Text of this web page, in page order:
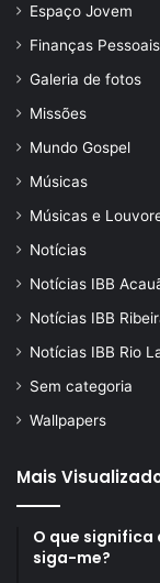
Espaço Jovem
Finanças Pessoais
Galeria de fotos
Missões
Mundo Gospel
Músicas
Músicas e
Notícias
Notícias IBB
Notícias IBB
Notícias IBB Rio
Sem categoria
Wallpapers
Mais
O que significa
siga-me?